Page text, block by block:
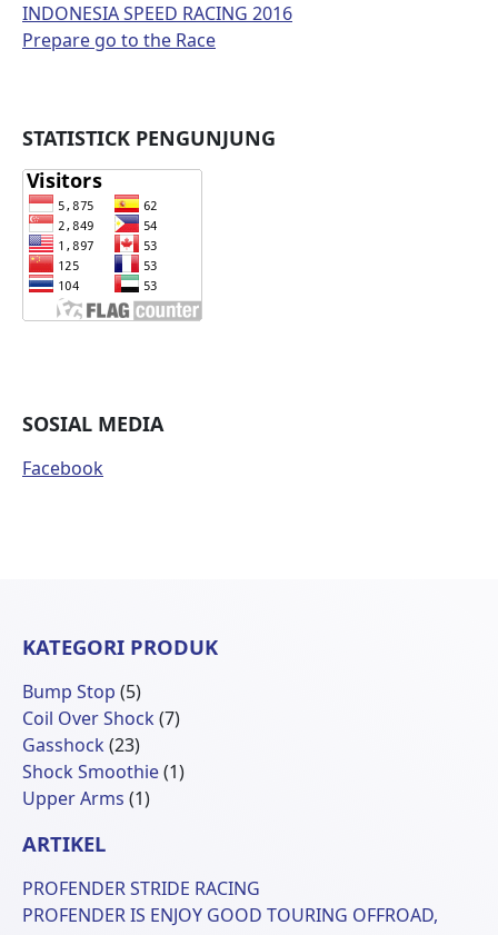
INDONESIA SPEED RACING 2016
Prepare go to the Race
STATISTICK PENGUNJUNG
SOSIAL MEDIA
Facebook
KATEGORI PRODUK
Bump Stop 55
Produk
Coil Over Shock 77
Gasshock 2323
Produk
Shock Smoothie 11
Upper Arms 11
ARTIKEL
PROFENDER STRIDE RACING
PROFENDER IS ENJOY GOOD TOURING OFFROAD,